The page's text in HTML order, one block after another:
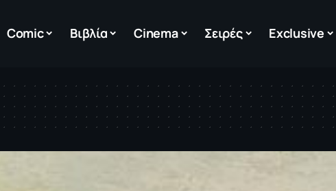
Comic Βιβλία Cinema Σειρές Exclusive